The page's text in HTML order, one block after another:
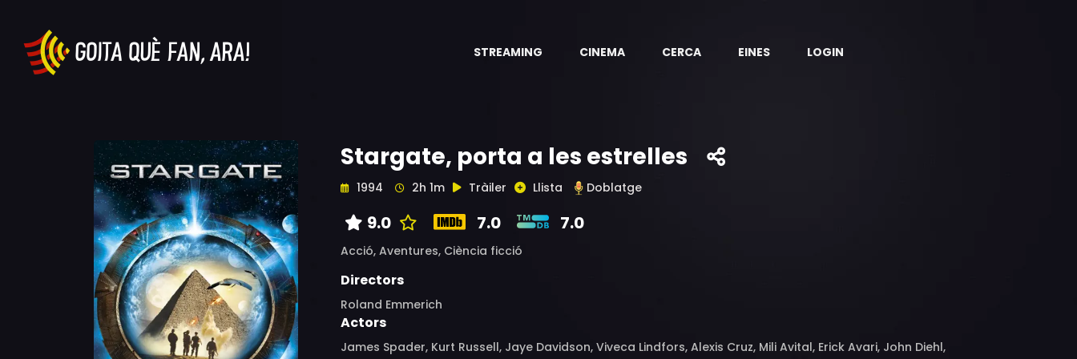
STREAMING CINEMA CERCA EINES LOGIN
Stargate, porta a les estrelles
1994 2h 1m Tràiler Llista Doblatge
9.0 7.0 7.0
Acció, Aventures, Ciència ficció
Directors
Roland Emmerich
Actors
James Spader, Kurt Russell, Jaye Davidson, Viveca Lindfors, Alexis Cruz, Mili Avital, Erick Avari, John Diehl,